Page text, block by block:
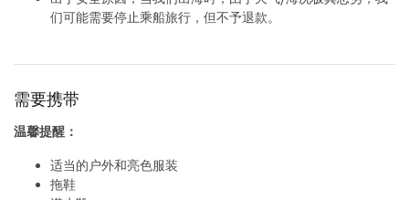
们可能需要停止乘船旅行，但不予退款。
需要携带
温馨提醒：
适当的户外和亮色服装
拖鞋